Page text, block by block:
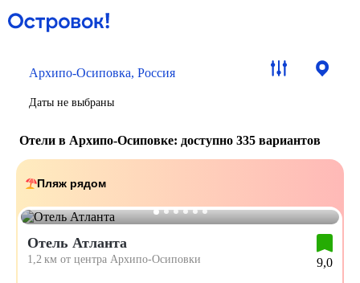
Архипо-Осиповка, Россия
Даты не выбраны
Отели в Архипо-Осиповке: доступно 335 вариантов
Пляж рядом
Отель Атланта
1,2 км от центра Архипо-Осиповки 9,0